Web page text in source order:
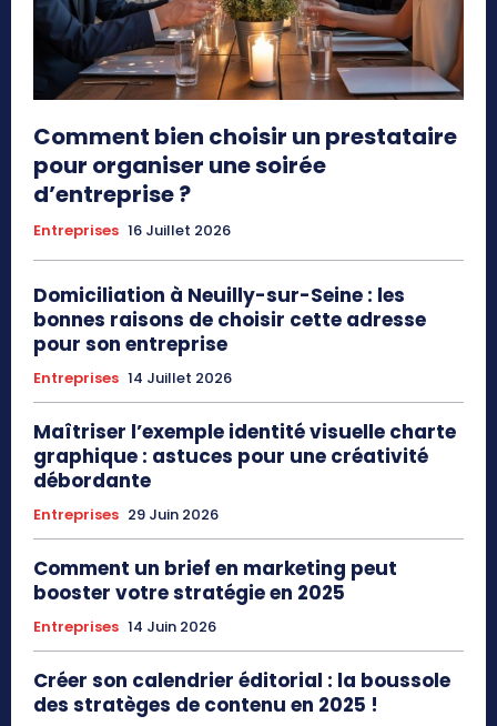
Comment bien choisir un prestataire
pour organiser une soirée
d’entreprise ?
Entreprises 16 Juillet 2026
Domiciliation à Neuilly-sur-Seine : les
bonnes raisons de choisir cette adresse
pour son entreprise
Entreprises 14 Juillet 2026
Maîtriser l’exemple identité visuelle charte
graphique : astuces pour une créativité
débordante
Entreprises 29 Juin 2026
Comment un brief en marketing peut
booster votre stratégie en 2025
Entreprises 14 Juin 2026
Créer son calendrier éditorial : la boussole
des stratèges de contenu en 2025 !